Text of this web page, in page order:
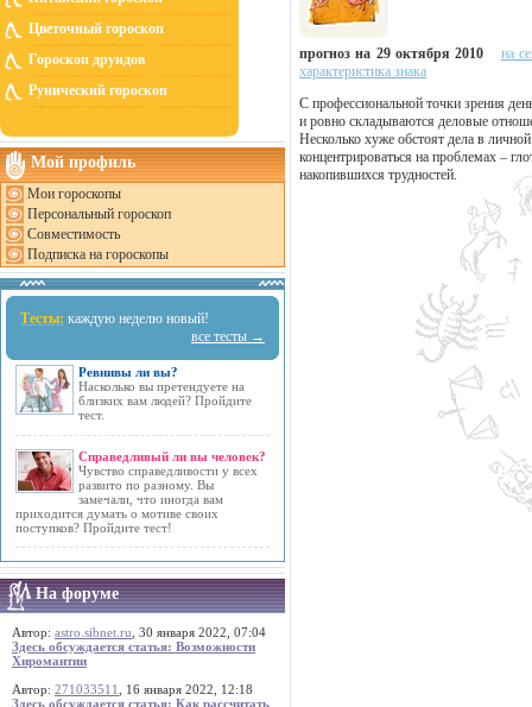
Цветочный гороскоп
Гороскоп друидов
Рунический гороскоп
Мой профиль
Мои гороскопы
Персональный гороскоп
Совместимость
Подписка на гороскопы
Тесты: каждую неделю новый!
все тесты →
Ревнивы ли вы?
Насколько вы претендуете на
близких вам людей? Пройдите
тест.
Справедливый ли вы человек?
Чувство справедливости у всех
развито по разному. Вы
замечали, что иногда вам
приходится думать о мотиве своих
поступков? Пройдите тест!
На форуме
Автор: astro.sibnet.ru , 30 января 2022, 07:04
Здесь обсуждается статья: Возможности
Хиромантии
Автор: 271033511
, 16 января 2022, 12:18
Здесь обсуждается статья: Как рассчитать
прогноз на 29 октября 2010
на
характеристика знака
С профессиональной точки зрения
и ровно складываются деловые
Несколько хуже обстоят дела в
концентрироваться на проблемах –
накопившихся трудностей.